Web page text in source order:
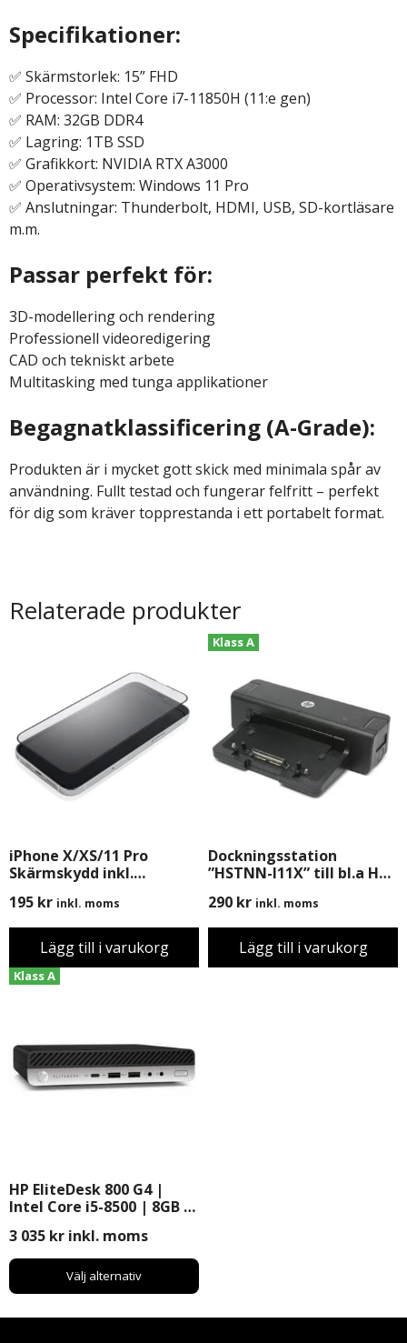
Specifikationer:
✅ Skärmstorlek: 15” FHD
✅ Processor: Intel Core i7-11850H (11:e gen)
✅ RAM: 32GB DDR4
✅ Lagring: 1TB SSD
✅ Grafikkort: NVIDIA RTX A3000
✅ Operativsystem: Windows 11 Pro
✅ Anslutningar: Thunderbolt, HDMI, USB, SD-kortläsare
m.m.
Passar perfekt för:
3D-modellering och rendering
Professionell videoredigering
CAD och tekniskt arbete
Multitasking med tunga applikationer
Begagnatklassificering (A-Grade):
Produkten är i mycket gott skick med minimala spår av
användning. Fullt testad och fungerar felfritt – perfekt
för dig som kräver topprestanda i ett portabelt format.
Relaterade produkter
iPhone X/XS/11 Pro
Skärmskydd inkl.
195 kr inkl. moms
Lägg till i varukorg
Dockningsstation
”HSTNN-I11X” till bl.a HP
Klass A
290 kr inkl. moms
Lägg till i varukorg
HP EliteDesk 800 G4 |
Intel Core i5-8500 | 8GB |
Pro
Klass A
3 035 kr inkl. moms
Välj alternativ